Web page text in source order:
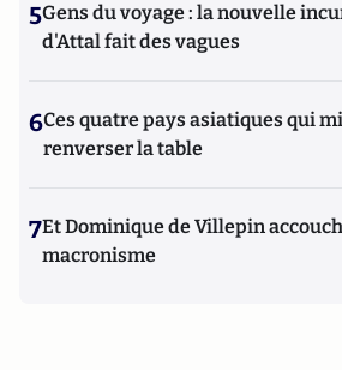
5Gens du voyage : la nouvelle
d'Attal fait des vagues
6Ces quatre pays asiatiques qui
renverser la table
7Et Dominique de Villepin
macronisme